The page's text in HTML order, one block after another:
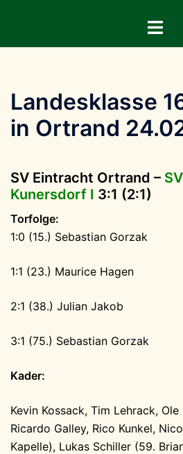
springen
Menü
Landesklasse
in Ortrand
SV Eintracht Ortrand –
Kunersdorf I 3:1 (2:1)
Torfolge:
1:0 (15.) Sebastian Gorzak
1:1 (23.) Maurice Hagen
2:1 (38.) Julian Jakob
3:1 (75.) Sebastian Gorzak
Kader:
Kevin Kossack, Tim Lehrack,
Ricardo Galley, Rico Kunkel,
Kapelle), Lukas Schiller (59.